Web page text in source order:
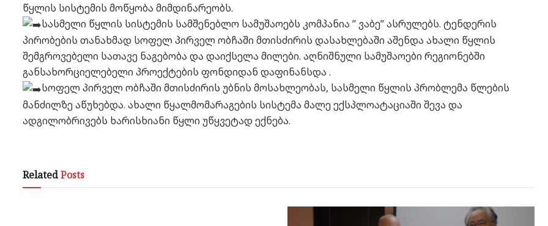
წყლის სისტემის მოწყობა მიმდინარეობს.
სასმელი წყლის სისტემის სამშენებლო სამუშაოებს კომპანია ” ვაბე” ასრულებს. ტენდერის
პირობების თანახმად სოფელ პირველ ობჩაში მთისძირის დასახლებაში აშენდა ახალი წყლის
შემგროვებელი სათავე ნაგებობა და დაიქსელა მილები. აღნიშნული სამუშაოები რეგიონებში
განსახორციელებელი პროექტების ფონდიდან დაფინანსდა .
სოფელ პირველ ობჩაში მთისძირის უბნის მოსახლეობას, სასმელი წყლის პრობლემა წლების
მანძილზე აწუხებდა. ახალი წყალმომარაგების სისტემა მალე ექსპლოატაციაში შევა და
ადგილობრივებს ხარისხიანი წყლი უწყვეტად ექნება.
RelatedPosts